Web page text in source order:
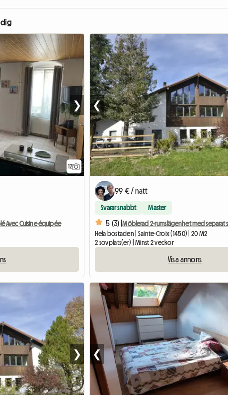
dig
12
❯
Avec Cuisine équipée
❮
99 € / natt
Svarar snabbt Master
5 (3) |Möblerad 2-rumslägenhet med separat
Hela bostaden | Sainte-Croix (1450) | 20 M2
2 sovplats(er) | Minst 2 veckor
Visa annons
❯ ❮